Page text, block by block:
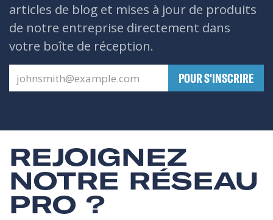
articles de blog et mises à jour de produits
de notre entreprise directement dans
votre boîte de réception.
​POUR S'INSCRIRE
REJOIGNEZ
NOTRE RÉSEAU
PRO ?